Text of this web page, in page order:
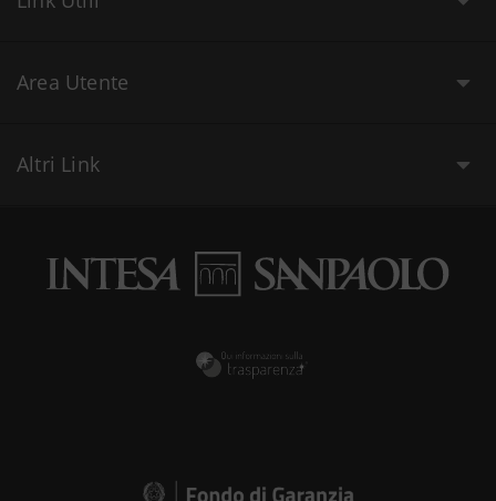
Area Utente
Altri Link